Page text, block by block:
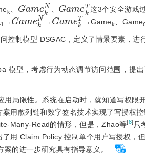
k
G ek G ek T
这3个安全游戏
→
G ekN
→
G ekT
→Gamek 、Game
控制模型 DSGAC，定义了情景要素，进
模型，考虑行为动态调节访问范围，提
局限性。系统在启动时，就知道写权限
案用散列链和数字签名技术实现了写授权
Many-Read的情形，但是，Zhao等[8] 只
了用 Claim Policy 控制单个用户写授权，
的进一步研究具有指导意义。